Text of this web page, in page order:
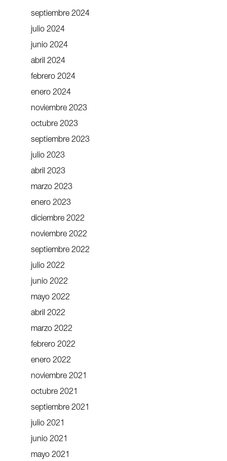
septiembre 2024
julio 2024
junio 2024
abril 2024
febrero 2024
enero 2024
noviembre 2023
octubre 2023
septiembre 2023
julio 2023
abril 2023
marzo 2023
enero 2023
diciembre 2022
noviembre 2022
septiembre 2022
julio 2022
junio 2022
mayo 2022
abril 2022
marzo 2022
febrero 2022
enero 2022
noviembre 2021
octubre 2021
septiembre 2021
julio 2021
junio 2021
mayo 2021